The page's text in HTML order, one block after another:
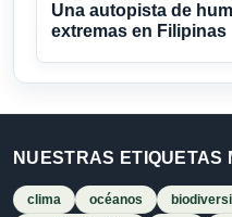
Una autopista de
extremas en Filipinas
NUESTRAS ETIQUETAS
clima océanos